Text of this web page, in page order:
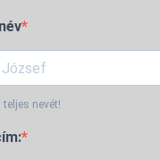
nevét!